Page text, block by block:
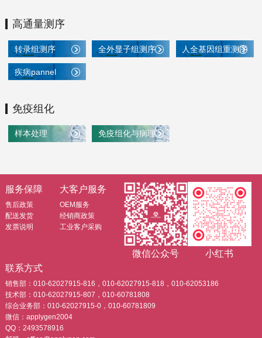
高通量测序
转录组测序 全外显子组测序 人全基因组重测序
疾病pannel
免疫组化
样本处理 免疫组化与病理染色
服务保障
售后政策
配送发货
发票说明
大客户服务
OEM服务
经销商政策
工业客户采购
微信公众号
小红书
联系方式
销售部：010-62027915-816，010-62027915-818，010-62053186
技术部：010-62027915-807，010-60781808
综合业务部：010-62027915-0，010-60781809
微信：applygen2004
QQ：2493578916